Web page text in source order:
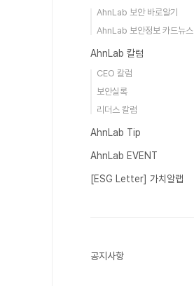
AhnLab 보안 바로알기
AhnLab 보안정보 카드뉴스
AhnLab 칼럼
CEO 칼럼
보안실록
리더스 칼럼
AhnLab Tip
AhnLab EVENT
[ESG Letter] 가치알랩
공지사항